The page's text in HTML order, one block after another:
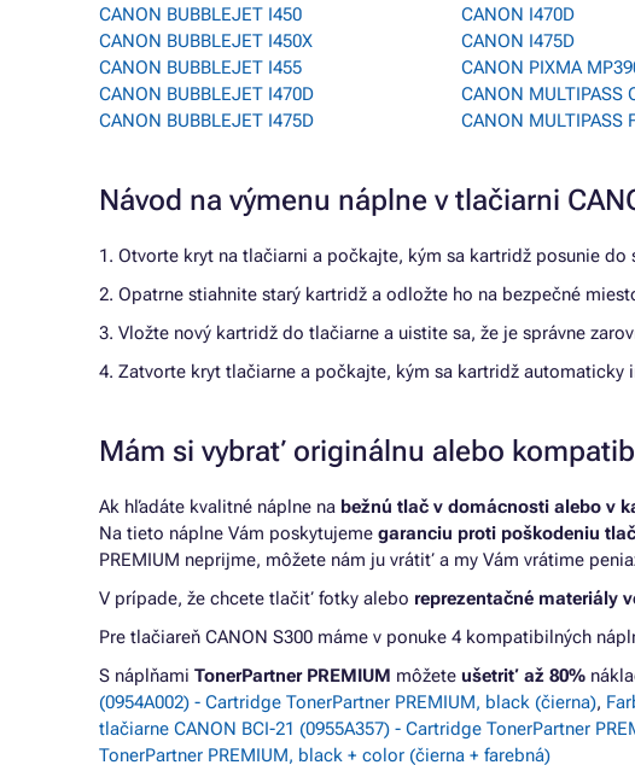
CANON BUBBLEJET I450
CANON BUBBLEJET I450X
CANON BUBBLEJET I455
CANON BUBBLEJET I470D
CANON BUBBLEJET I475D
CANON I470D
CANON I475D
CANON PIXMA
CANON MULTIPASS
CANON MULTIPASS
Návod na výmenu náplne v tlačiarni
1. Otvorte kryt na tlačiarni a počkajte, kým sa kartridž posunie do
2. Opatrne stiahnite starý kartridž a odložte ho na bezpečné
3. Vložte nový kartridž do tlačiarne a uistite sa, že je správne
4. Zatvorte kryt tlačiarne a počkajte, kým sa kartridž automaticky
Mám si vybrať originálnu alebo
Ak hľadáte kvalitné náplne na bežnú tlač v domácnosti alebo v
Na tieto náplne Vám poskytujeme garanciu proti poškodeniu
PREMIUM neprijme, môžete nám ju vrátiť a my Vám vrátime
V prípade, že chcete tlačiť fotky alebo reprezentačné materiály
Pre tlačiareň CANON S300 máme v ponuke 4 kompatibilných
S náplňami TonerPartner PREMIUM môžete ušetriť až 80%
(0954A002) - Cartridge TonerPartner PREMIUM, black (čierna),
tlačiarne CANON BCI-21 (0955A357) - Cartridge TonerPartner
TonerPartner PREMIUM, black + color (čierna + farebná)